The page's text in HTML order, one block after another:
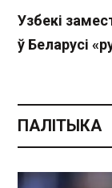
Узбекі
ў Беларусі
ПАЛІТЫКА